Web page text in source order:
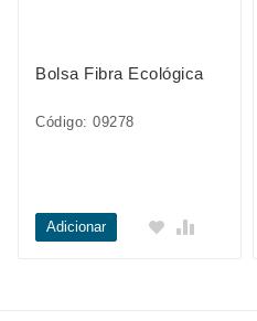
Bolsa Fibra Ecológica
Código: 09278
Adicionar